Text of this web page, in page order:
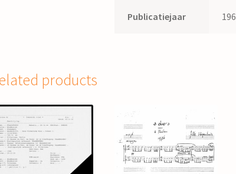
Publicatiejaar
products